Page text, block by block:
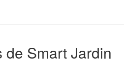
Smart Jardin